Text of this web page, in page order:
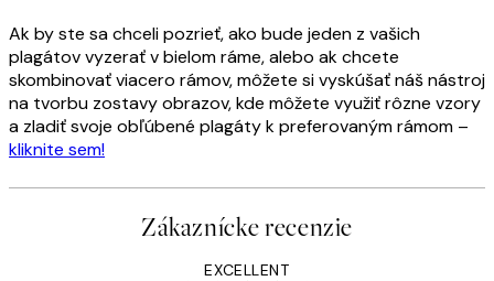
Ak by ste sa chceli pozrieť, ako bude jeden z vašich
plagátov vyzerať v bielom ráme, alebo ak chcete
skombinovať viacero rámov, môžete si vyskúšať náš nástroj
na tvorbu zostavy obrazov, kde môžete využiť rôzne vzory
a zladiť svoje obľúbené plagáty k preferovaným rámom –
kliknite sem!
Zákaznícke recenzie
EXCELLENT